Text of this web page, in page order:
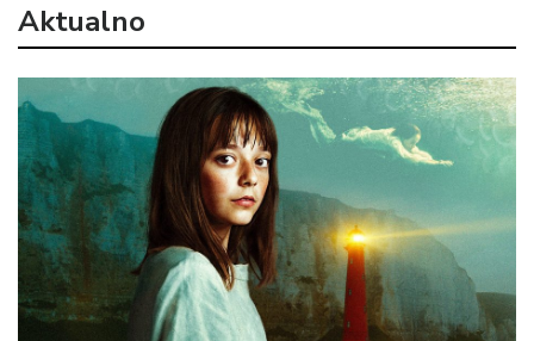
Aktualno